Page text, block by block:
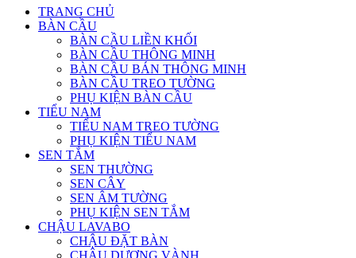
TRANG CHỦ
BÀN CẦU
BÀN CẦU LIỀN KHỐI
BÀN CẦU THÔNG MINH
BÀN CẦU BÁN THÔNG MINH
BÀN CẦU TREO TƯỜNG
PHỤ KIỆN BÀN CẦU
TIỂU NAM
TIỂU NAM TREO TƯỜNG
PHỤ KIỆN TIỂU NAM
SEN TẮM
SEN THƯỜNG
SEN CÂY
SEN ÂM TƯỜNG
PHỤ KIỆN SEN TẮM
CHẬU LAVABO
CHẬU ĐẶT BÀN
CHẬU DƯƠNG VÀNH